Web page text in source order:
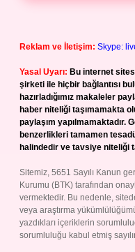
Reklam ve İletişim: Skype:
Yasal Uyarı: Bu internet
şirketi ile hiçbir bağlantısı
hazırladığımız makaleler
haber niteliği taşımamakta
paylaşım yapılmamaktadır.
benzerlikleri tamamen
halindedir ve tavsiye niteliği
Sitemiz, 5651 Sayılı Kanun
Kurumu (BTK) tarafından
vermektedir. Bu nedenle,
veya araştırma
yazdıkları içeriklerin
sorumluluğu kabul etmiş